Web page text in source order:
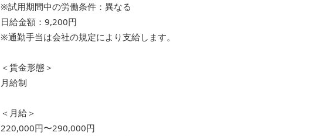
※試用期間中の労働条件：異なる
日給金額：9,200円
※通勤手当は会社の規定により支給します。
＜賃金形態＞
月給制
＜月給＞
220,000円〜290,000円